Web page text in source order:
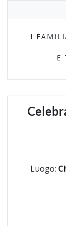
I
E
Luogo: